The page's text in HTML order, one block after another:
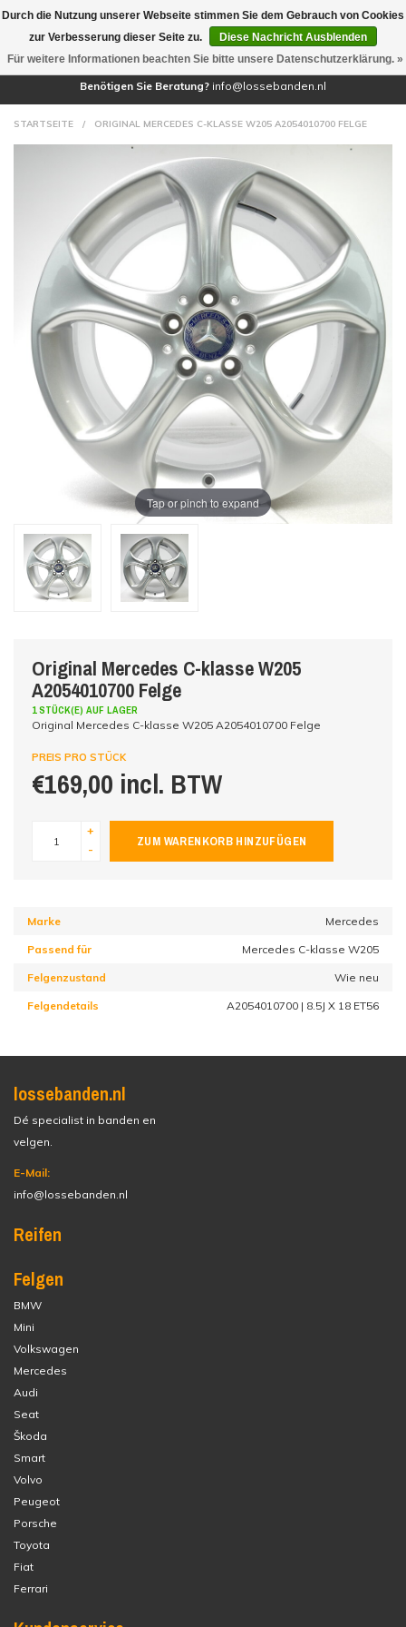
(0)
Benötigen Sie Beratung? info@lossebanden.nl
STARTSEITE / ORIGINAL MERCEDES C-KLASSE W205 A2054010700 FELGE
Tap or pinch to expand
Original Mercedes C-klasse W205
A2054010700 Felge
1 STÜCK(E) AUF LAGER
Original Mercedes C-klasse W205 A2054010700 Felge
PREIS PRO STÜCK
€169,00 incl. BTW
+
-
ZUM WARENKORB HINZUFÜGEN
Marke Mercedes
Passend für Mercedes C-klasse W205
Felgenzustand Wie neu
Felgendetails A2054010700 | 8.5J X 18 ET56
lossebanden.nl
Dé specialist in banden en
velgen.
E-Mail:
info@lossebanden.nl
Reifen
Felgen
BMW
Mini
Volkswagen
Mercedes
Audi
Seat
Škoda
Smart
Volvo
Peugeot
Porsche
Toyota
Fiat
Ferrari
Durch die Nutzung unserer Webseite stimmen Sie dem Gebrauch von Cookies
zur Verbesserung dieser Seite zu.
Diese Nachricht Ausblenden
Für weitere Informationen beachten Sie bitte unsere Datenschutzerklärung. »